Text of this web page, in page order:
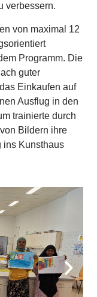
verbessern.
von maximal 12
Programm. Die
guter
Einkaufen auf
Ausflug in den
trainierte durch
Bildern ihre
ins Kunsthaus